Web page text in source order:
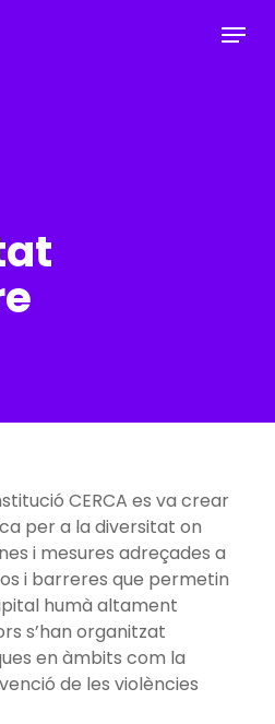
Menu
CERCA es va crear
per a la diversitat on
i mesures adreçades a
i barreres que permetin
humà altament
s’han organitzat
en àmbits com la
de les violències